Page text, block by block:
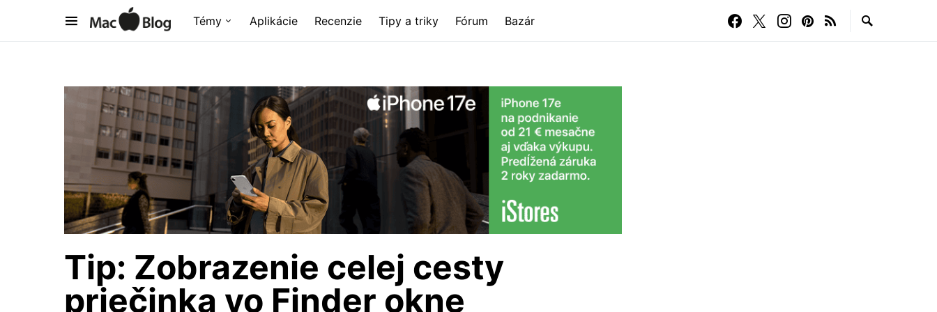
Témy Aplikácie Recenzie Tipy a triky Fórum Bazár
Tip: Zobrazenie celej cesty
priečinka vo Finder okne